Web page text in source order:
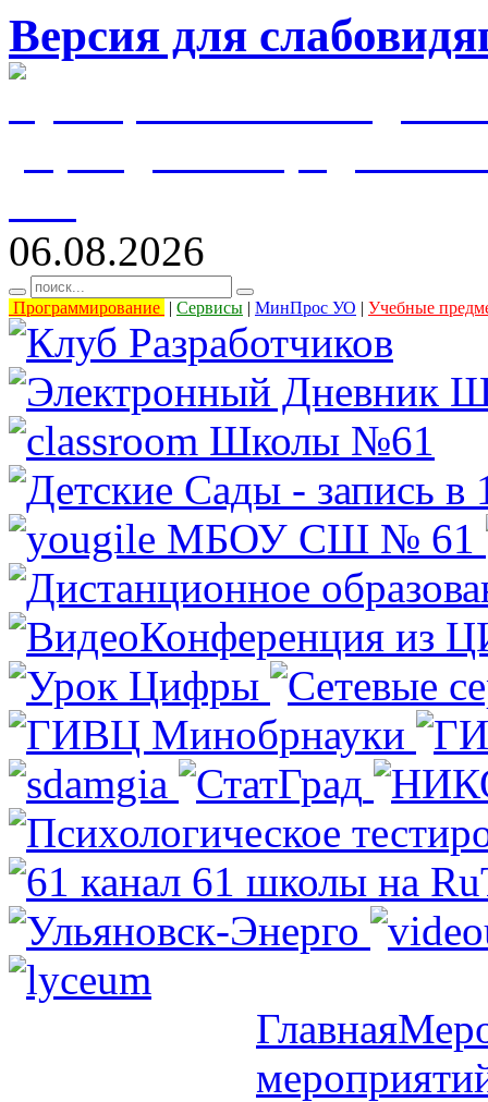
Версия для
06.08.2026
Программирование | Сервисы | МинПрос УО | Учебные
Главная